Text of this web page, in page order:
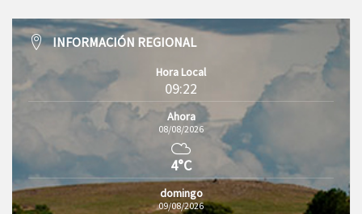
INFORMACIÓN REGIONAL
Hora Local
09:22
Ahora
08/08/2026
4°C
domingo
09/08/2026